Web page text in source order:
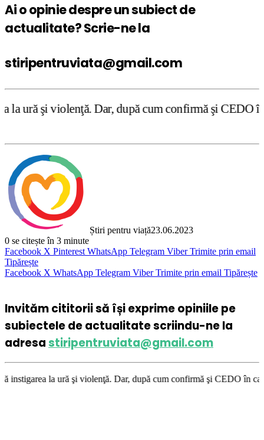
Ai o opinie despre un subiect de
actualitate? Scrie-ne la
stiripentruviata@gmail.com
Dar, după cum confirmă şi CEDO în cazul
Știri pentru viață23.06.2023
0 se citește în 3 minute
Facebook X Pinterest WhatsApp Telegram Viber Trimite prin email
Tipărește
Facebook X WhatsApp Telegram Viber Trimite prin email Tipărește
Invităm cititorii să își exprime opiniile pe
subiectele de actualitate scriindu-ne la
adresastiripentruviata@gmail.com
ură şi violenţă. Dar, după cum confirmă şi CEDO în cazul